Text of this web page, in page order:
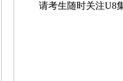
请考生随时关注U8